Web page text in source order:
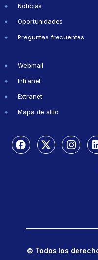
Noticias
Oportunidades
Preguntas frecuentes
Webmail
Intranet
Extranet
Mapa de sitio
© Todos los